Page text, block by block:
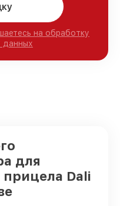
на обработку
данных
для
прицела Dali